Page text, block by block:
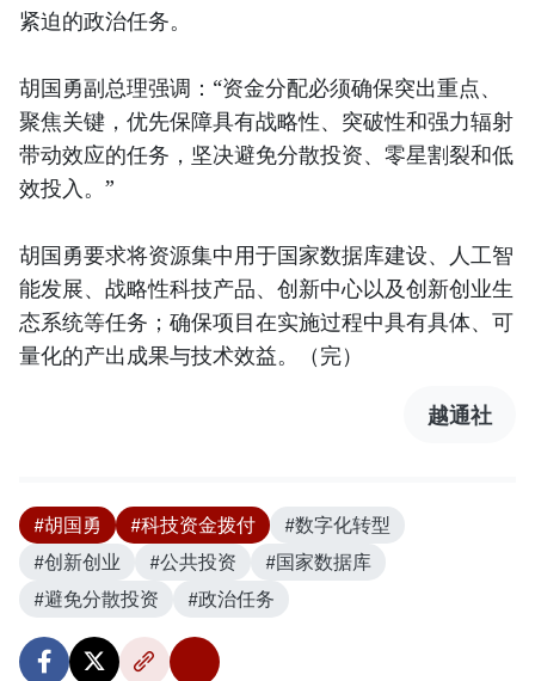
紧迫的政治任务。
胡国勇副总理强调：“资金分配必须确保突出重点、
聚焦关键，优先保障具有战略性、突破性和强力辐射
带动效应的任务，坚决避免分散投资、零星割裂和低
效投入。”
胡国勇要求将资源集中用于国家数据库建设、人工智
能发展、战略性科技产品、创新中心以及创新创业生
态系统等任务；确保项目在实施过程中具有具体、可
量化的产出成果与技术效益。（完）
越通社
#胡国勇 #科技资金拨付
#数字化转型
#创新创业
#公共投资
#国家数据库
#避免分散投资
#政治任务